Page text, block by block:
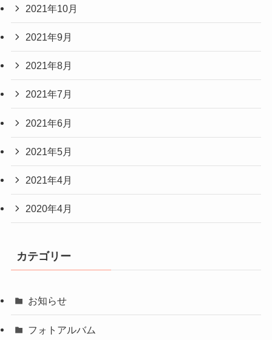
2021年10月
2021年9月
2021年8月
2021年7月
2021年6月
2021年5月
2021年4月
2020年4月
カテゴリー
お知らせ
フォトアルバム